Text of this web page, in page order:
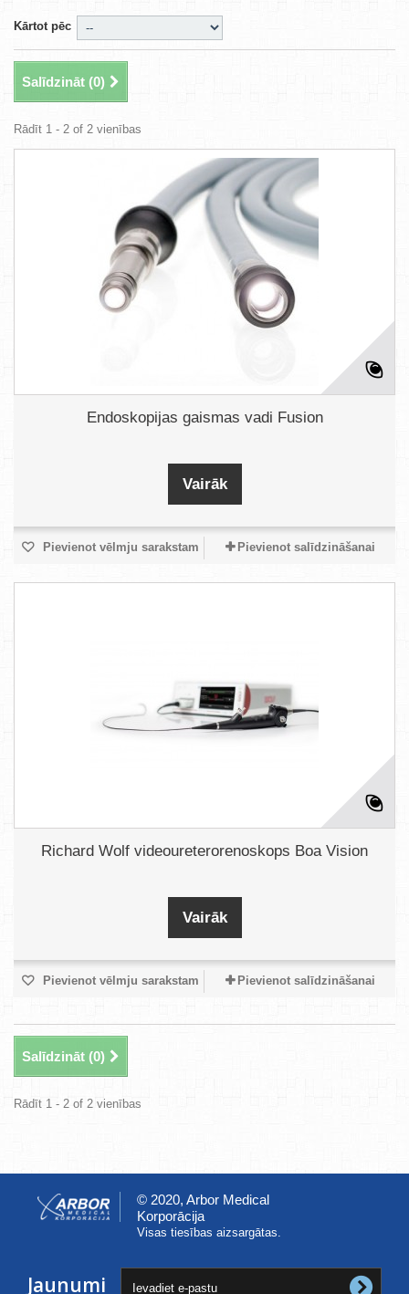
Kārtot pēc
Salīdzināt (0)
Rādīt 1 - 2 of 2 vienības
Endoskopijas gaismas vadi Fusion
Vairāk
Pievienot vēlmju sarakstam Pievienot salīdzināšanai
Richard Wolf videoureterorenoskops Boa Vision
Vairāk
Pievienot vēlmju sarakstam Pievienot salīdzināšanai
Salīdzināt (0)
Rādīt 1 - 2 of 2 vienības
© 2020, Arbor Medical
Korporācija
Visas tiesības aizsargātas.
Jaunumi